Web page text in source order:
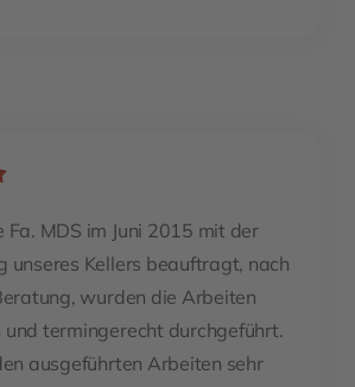
MDS im Juni 2015 mit der
unseres Kellers beauftragt, nach
wurden die Arbeiten
und termingerecht durchgeführt.
ausgeführten Arbeiten sehr